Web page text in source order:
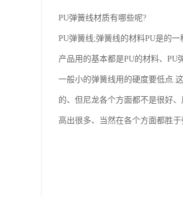
PU弹簧线材质有哪些呢?
PU弹簧线;弹簧线的材料PU是的
产品用的基本都是PU的材料、PU
一般小的弹簧线用的硬度要低点.
的、但尼龙各个方面都不是很好
高出很多、当然在各个方面都胜于